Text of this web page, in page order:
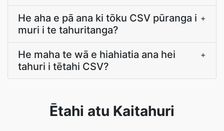
He aha e pā ana ki tōku CSV pūranga i
muri i te tahuritanga?
+
He maha te wā e hiahiatia ana hei
tahuri i tētahi CSV?
+
Ētahi atu Kaitahuri